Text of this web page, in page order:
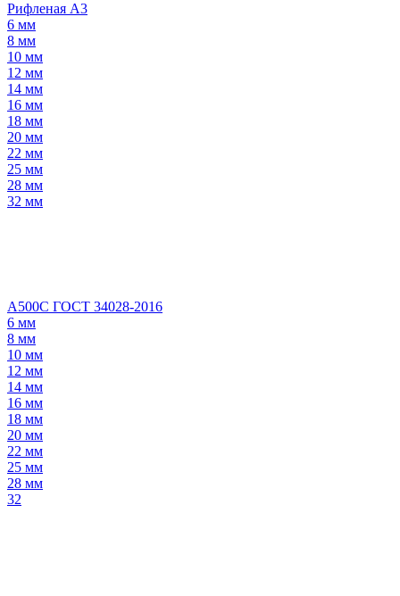
Рифленая А3
6 мм
8 мм
10 мм
12 мм
14 мм
16 мм
18 мм
20 мм
22 мм
25 мм
28 мм
32 мм
А500С ГОСТ 34028-2016
6 мм
8 мм
10 мм
12 мм
14 мм
16 мм
18 мм
20 мм
22 мм
25 мм
28 мм
32